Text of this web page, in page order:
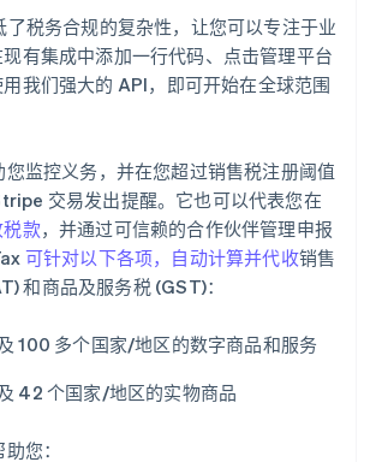
了税务合规的复杂性，让您可以专注于业
有集成中添加一行代码、点击管理平台
我们强大的 API，即可开始在全球范围
监控义务，并在您超过销售税注册阈值
交易发出提醒。它也可以代表您在
款，并通过可信赖的合作伙伴管理申报
可针对以下各项，自动计算并代收销售
和商品及服务税 (GST)：
100 多个国家/地区的数字商品和服务
42 个国家/地区的实物商品
您：